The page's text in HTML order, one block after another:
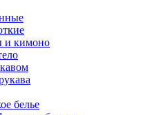
и кимоно
белье